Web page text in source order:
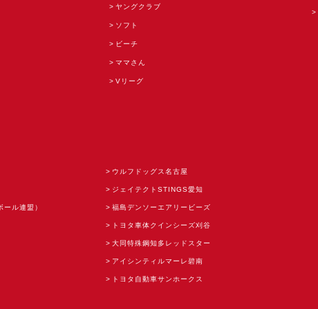
ヤングクラブ
ソフト
ビーチ
ママさん
Vリーグ
ル連盟）
ウルフドッグス名古屋
ジェイテクトSTINGS愛知
福島デンソーエアリービーズ
トヨタ車体クインシーズ刈谷
大同特殊鋼知多レッドスター
アイシンティルマーレ碧南
トヨタ自動車サンホークス